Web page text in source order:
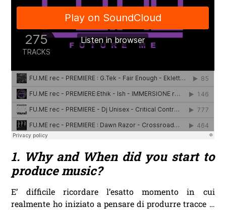
1. Why and When did you start to
produce music?
E’ difficile ricordare l’esatto momento in cui
realmente ho iniziato a pensare di produrre tracce …